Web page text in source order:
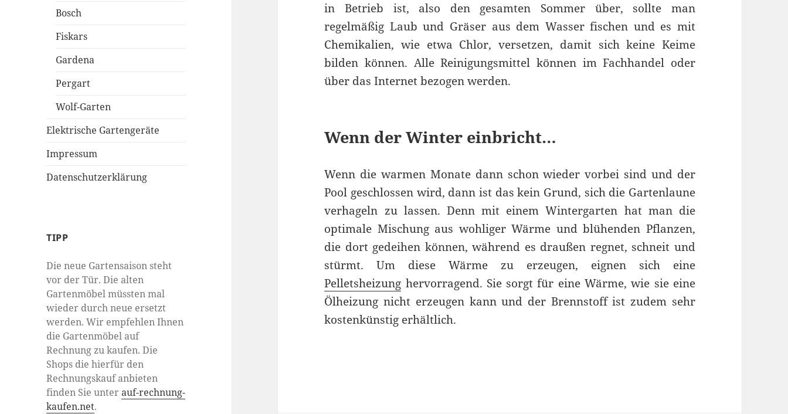
Bosch
Fiskars
Gardena
Pergart
Wolf-Garten
Elektrische Gartengeräte
Impressum
Datenschutzerklärung
TIPP
Die neue Gartensaison steht
vor der Tür. Die alten
Gartenmöbel müssten mal
wieder durch neue ersetzt
werden. Wir empfehlen Ihnen
die Gartenmöbel auf
Rechnung zu kaufen. Die
Shops die hierfür den
Rechnungskauf anbieten
finden Sie unterauf-rechnung-
kaufen.net.
in Betrieb ist, also den gesamten Sommer über, sollte man
regelmäßig Laub und Gräser aus dem Wasser fischen und es mit
Chemikalien, wie etwa Chlor, versetzen, damit sich keine Keime
bilden können. Alle Reinigungsmittel können im Fachhandel oder
über das Internet bezogen werden.
Wenn der Winter einbricht…
Wenn die warmen Monate dann schon wieder vorbei sind und der
Pool geschlossen wird, dann ist das kein Grund, sich die Gartenlaune
verhageln zu lassen. Denn mit einem Wintergarten hat man die
optimale Mischung aus wohliger Wärme und blühenden Pflanzen,
die dort gedeihen können, während es draußen regnet, schneit und
stürmt. Um diese Wärme zu erzeugen, eignen sich eine
Pelletsheizung hervorragend. Sie sorgt für eine Wärme, wie sie eine
Ölheizung nicht erzeugen kann und der Brennstoff ist zudem sehr
kostenkünstig erhältlich.